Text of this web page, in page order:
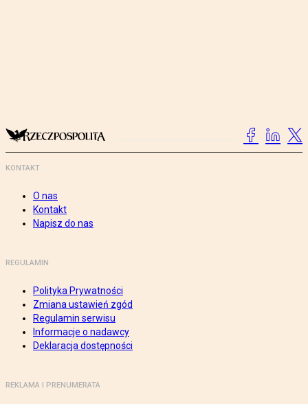
KONTAKT
O nas
Kontakt
Napisz do nas
REGULAMIN
Polityka Prywatności
Zmiana ustawień zgód
Regulamin serwisu
Informacje o nadawcy
Deklaracja dostępności
REKLAMA I PRENUMERATA